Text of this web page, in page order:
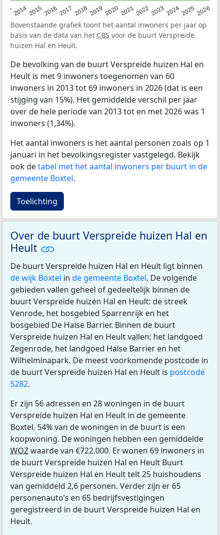
2014201520162017 20182019 2020202120222023202420252026
Bovenstaande grafiek toont het aantal inwoners per jaar op
basis van de data van het CBS voor de buurt Verspreide
huizen Hal en Heult.
De bevolking van de buurt Verspreide huizen Hal en
Heult is met 9 inwoners toegenomen van 60
inwoners in 2013 tot 69 inwoners in 2026 (dat is een
stijging van 15%). Het gemiddelde verschil per jaar
over de hele periode van 2013 tot en met 2026 was 1
inwoners (1,34%).
Het aantal inwoners is het aantal personen zoals op 1
januari in het bevolkingsregister vastgelegd. Bekijk
ook detabel met het aantal inwoners per buurt in de
gemeente Boxtel.
Toelichting
Over de buurt Verspreide huizen Hal en
Heult
De buurt Verspreide huizen Hal en Heult ligt binnen
de wijk Boxtel in de gemeente Boxtel. De volgende
gebieden vallen geheel of gedeeltelijk binnen de
buurt Verspreide huizen Hal en Heult: de streek
Venrode, het bosgebied Sparrenrijk en het
bosgebied De Halse Barrier. Binnen de buurt
Verspreide huizen Hal en Heult vallen: het landgoed
Zegenrode, het landgoed Halse Barrier en het
Wilhelminapark. De meest voorkomende postcode in
de buurt Verspreide huizen Hal en Heult is postcode
5282.
Er zijn 56 adressen en 28 woningen in de buurt
Verspreide huizen Hal en Heult in de gemeente
Boxtel. 54% van de woningen in de buurt is een
koopwoning. De woningen hebben een gemiddelde
WOZwaarde van €722.000. Er wonen 69 inwoners in
de buurt Verspreide huizen Hal en Heult Buurt
Verspreide huizen Hal en Heult telt 25 huishoudens
van gemiddeld 2,6 personen. Verder zijn er 65
personenauto’s en 65 bedrijfsvestigingen
geregistreerd in de buurt Verspreide huizen Hal en
Heult.